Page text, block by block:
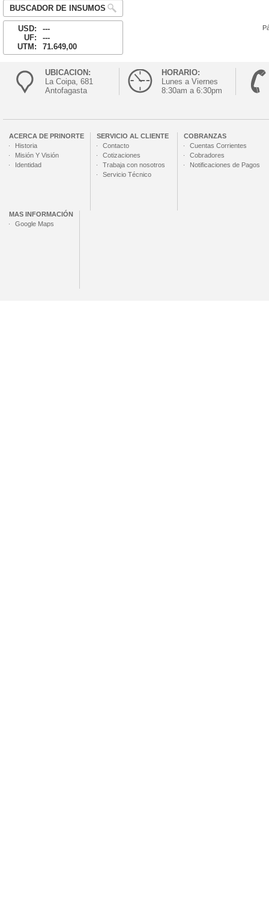
BUSCADOR DE INSUMOS
USD:
---
UF:
---
UTM:
71.649,00
UBICACION:
La Coipa, 681
Antofagasta
HORARIO:
Lunes a Viernes
8:30am a 6:30pm
ACERCA DE PRINORTE
Historia
Misión Y Visión
Identidad
SERVICIO AL CLIENTE
Contacto
Cotizaciones
Trabaja con nosotros
Servicio Técnico
COBRANZAS
Cuentas Corrientes
Cobradores
Notificaciones de Pagos
MAS INFORMACIÓN
Google Maps